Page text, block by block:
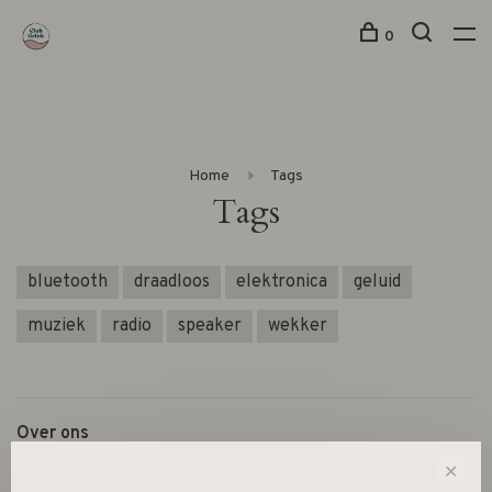
0
Home Tags
Tags
bluetooth draadloos elektronica
geluid
muziek
radio speaker wekker
Over ons
✕